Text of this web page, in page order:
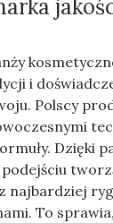
i
Polscy
Dzięki
najbardziej
To